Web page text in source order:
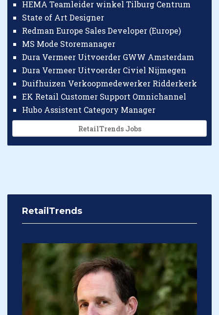
HEMA Teamleider winkel Tilburg Centrum
State of Art Designer
Redman Europe Sales Developer (Europe)
MS Mode Storemanager
Dura Vermeer Uitvoerder GWW Amsterdam
Dura Vermeer Uitvoerder Civiel Nijmegen
Duifhuizen Verkoopmedewerker Ridderkerk
EK Retail Customer Support Omnichannel
Hubo Assistent Category Manager
RetailTrends Jobs
RetailTrends